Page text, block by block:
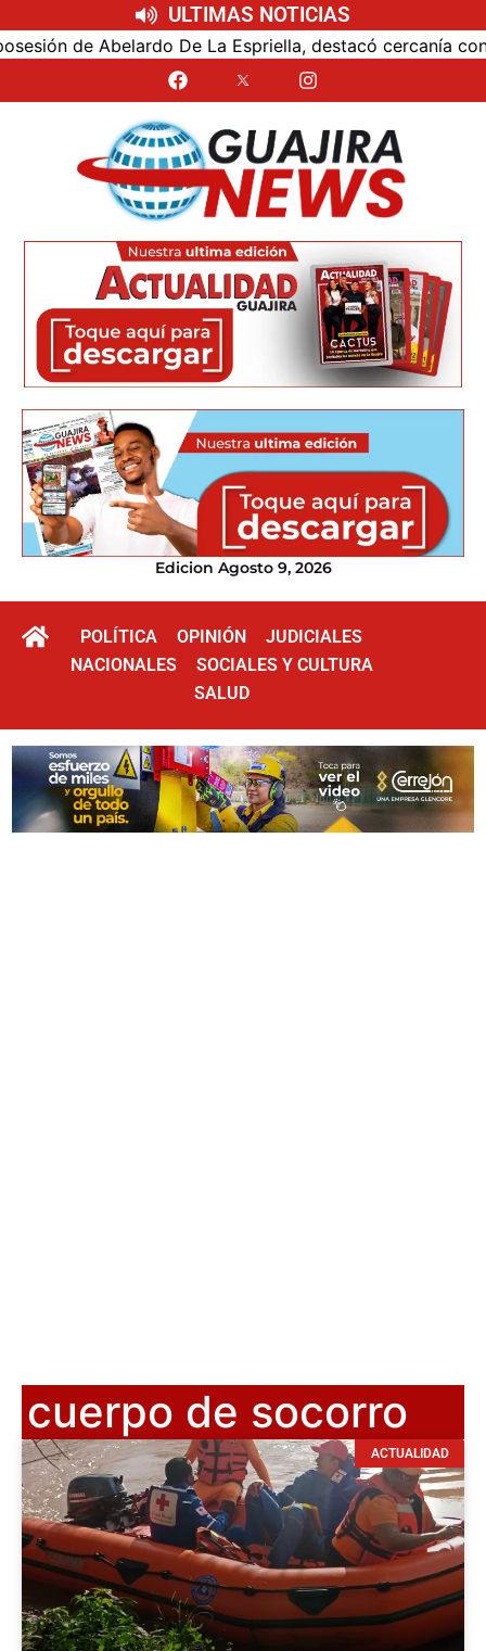
ULTIMAS NOTICIAS
de Abelardo De La Espriella, destacó cercanía con el
Edicion Agosto 9, 2026
POLÍTICA OPINIÓN
JUDICIALES
NACIONALES
SOCIALES Y CULTURA
SALUD
cuerpo de socorro
ACTUALIDAD